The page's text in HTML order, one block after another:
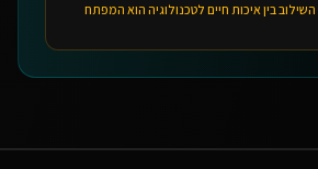
השילוב בין איכות חיים לטכנולוגיה הוא המפתח